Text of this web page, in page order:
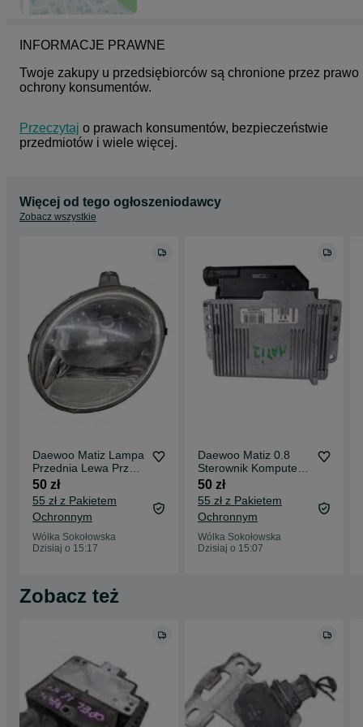
INFORMACJE PRAWNE
Twoje zakupy u przedsiębiorców są chronione przez prawo
ochrony konsumentów.
Przeczytaj o prawach konsumentów, bezpieczeństwie
przedmiotów i wiele więcej.
Więcej od tego ogłoszeniodawcy
Zobacz wszystkie
Daewoo Matiz Lampa
Przednia Lewa Przód
LP
50 zł
55 zł z Pakietem
Ochronnym
Wólka Sokołowska
Dzisiaj o 15:17
Daewoo Matiz 0.8
Sterownik Komputer
Silnika
50 zł
55 zł z Pakietem
Ochronnym
Wólka Sokołowska
Dzisiaj o 15:07
Zobacz też